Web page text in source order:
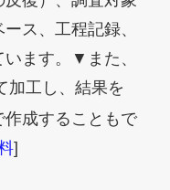
ス、工程記録、
ます。▼また、
加工し、結果を
作成することもで
]